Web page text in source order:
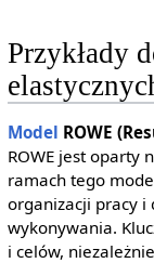
Przykłady
Model ROWE
ROWE jest oparty
ramach tego
organizacji pracy i
wykonywania.
i celów,